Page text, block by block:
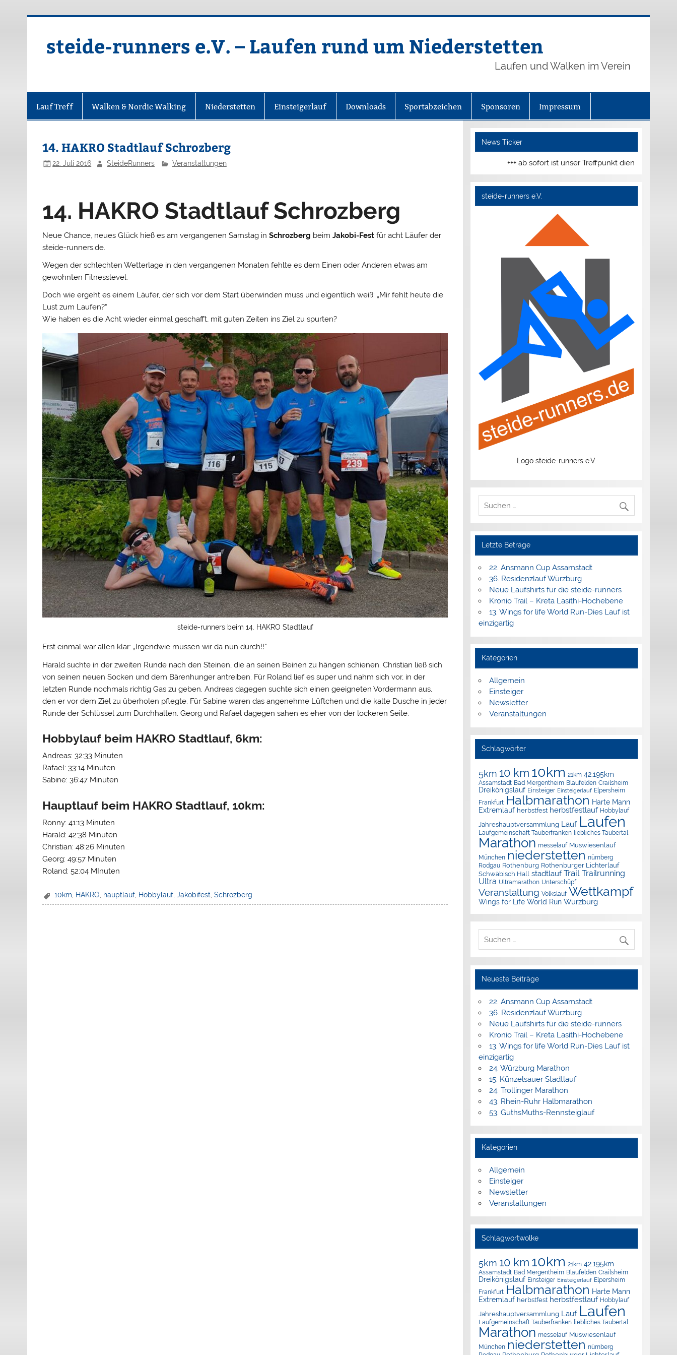
steide-runners e.V. – Laufen rund um Niederstetten
Laufen und Walken im Verein
Lauf Treff Walken & Nordic Walking Niederstetten Einsteigerlauf Downloads Sportabzeichen Sponsoren Impressum
14. HAKRO Stadtlauf Schrozberg
22. Juli 2016 SteideRunners Veranstaltungen
14. HAKRO Stadtlauf Schrozberg
Neue Chance, neues Glück hieß es am vergangenen Samstag in Schrozberg beimJakobi-Fest für acht Läufer der
steide-runners.de.
Wegen der schlechten Wetterlage in den vergangenen Monaten fehlte es dem Einen oder Anderen etwas am
gewohnten Fitnesslevel.
Doch wie ergeht es einem Läufer, der sich vor dem Start überwinden muss und eigentlich weiß: „Mir fehlt heute die
Lust zum Laufen?“
Wie haben es die Acht wieder einmal geschafft, mit guten Zeiten ins Ziel zu spurten?
steide-runners beim 14. HAKRO Stadtlauf
Erst einmal war allen klar: „Irgendwie müssen wir da nun durch!!“
Harald suchte in der zweiten Runde nach den Steinen, die an seinen Beinen zu hängen schienen. Christian ließ sich
von seinen neuen Socken und dem Bärenhunger antreiben. Für Roland lief es super und nahm sich vor, in der
letzten Runde nochmals richtig Gas zu geben. Andreas dagegen suchte sich einen geeigneten Vordermann aus,
den er vor dem Ziel zu überholen pflegte. Für Sabine waren das angenehme Lüftchen und die kalte Dusche in jeder
Runde der Schlüssel zum Durchhalten. Georg und Rafael dagegen sahen es eher von der lockeren Seite.
Hobbylauf beim HAKRO Stadtlauf, 6km:
Andreas: 32:33 Minuten
Rafael: 33:14 Minuten
Sabine: 36:47 Minuten
Hauptlauf beim HAKRO Stadtlauf, 10km:
Ronny: 41:13 Minuten
Harald: 42:38 Minuten
Christian: 48:26 Minuten
Georg: 49:57 Minuten
Roland: 52:04 MInuten
10km HAKRO hauptlauf Hobbylauf ,Jakobifest ,Schrozberg
News Ticker
+++ ab sofort ist unser Treffpunkt dienstags und
steide-runners e.V.
Logo steide-runners e.V.
Letzte Beträge
22. Ansmann Cup Assamstadt
36. Residenzlauf Würzburg
Neue Laufshirts für die steide-runners
Kronio Trail – Kreta Lasithi-Hochebene
13. Wings for life World Run-Dies Lauf ist
einzigartig
Kategorien
Allgemein
Einsteiger
Newsletter
Veranstaltungen
Schlagwörter
5km 10 km 10km 21km 42.195km
Assamstadt Bad Mergentheim Blaufelden Crailsheim
Dreikönigslauf Einsteiger Einsteigerlauf Elpersheim
Frankfurt Halbmarathon Harte Mann
Extremlauf herbstfest herbstfestlauf Hobbylauf
Jahreshauptversammlung Lauf Laufen
Laufgemeinschaft Tauberfranken liebliches Taubertal
Marathon messelauf Muswiesenlauf
München niederstetten nürnberg
Rodgau Rothenburg Rothenburger Lichterlauf
Schwäbisch Hall stadtlauf Trail Trailrunning
Ultra Ultramarathon Unterschüpf
Veranstaltung Volkslauf Wettkampf
Wings for Life World Run Würzburg
Neueste Beiträge
22. Ansmann Cup Assamstadt
36. Residenzlauf Würzburg
Neue Laufshirts für die steide-runners
Kronio Trail – Kreta Lasithi-Hochebene
13. Wings for life World Run-Dies Lauf ist
einzigartig
24. Würzburg Marathon
15. Künzelsauer Stadtlauf
24. Trollinger Marathon
43. Rhein-Ruhr Halbmarathon
53. GuthsMuths-Rennsteiglauf
Kategorien
Allgemein
Einsteiger
Newsletter
Veranstaltungen
Schlagwortwolke
5km 10 km 10km 21km 42.195km
Assamstadt Bad Mergentheim Blaufelden Crailsheim
Dreikönigslauf Einsteiger Einsteigerlauf Elpersheim
Frankfurt Halbmarathon Harte Mann
Extremlauf herbstfest herbstfestlauf Hobbylauf
Jahreshauptversammlung Lauf Laufen
Laufgemeinschaft Tauberfranken liebliches Taubertal
Marathon messelauf Muswiesenlauf
München niederstetten nürnberg